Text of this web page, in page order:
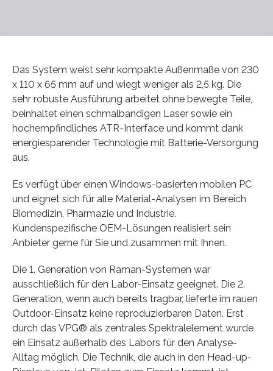
Das System weist sehr kompakte Außenmaße von 230
x 110 x 65 mm auf und wiegt weniger als 2,5 kg. Die
sehr robuste Ausführung arbeitet ohne bewegte Teile,
beinhaltet einen schmalbandigen Laser sowie ein
hochempfindliches ATR-Interface und kommt dank
energiesparender Technologie mit Batterie-Versorgung
aus.
Es verfügt über einen Windows-basierten mobilen PC
und eignet sich für alle Material-Analysen im Bereich
Biomedizin, Pharmazie und Industrie.
Kundenspezifische OEM-Lösungen realisiert sein
Anbieter gerne für Sie und zusammen mit Ihnen.
Die 1. Generation von Raman-Systemen war
ausschließlich für den Labor-Einsatz geeignet. Die 2.
Generation, wenn auch bereits tragbar, lieferte im rauen
Outdoor-Einsatz keine reproduzierbaren Daten. Erst
durch das VPG® als zentrales Spektralelement wurde
ein Einsatz außerhalb des Labors für den Analyse-
Alltag möglich. Die Technik, die auch in den Head-up-